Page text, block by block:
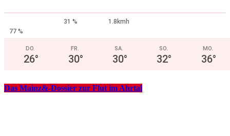
31 %
1.8kmh
77 %
DO.
26°
FR.
30°
SA.
30°
SO.
32°
MO.
36°
Das Mainz&-Dossier zur Flut im Ahrtal